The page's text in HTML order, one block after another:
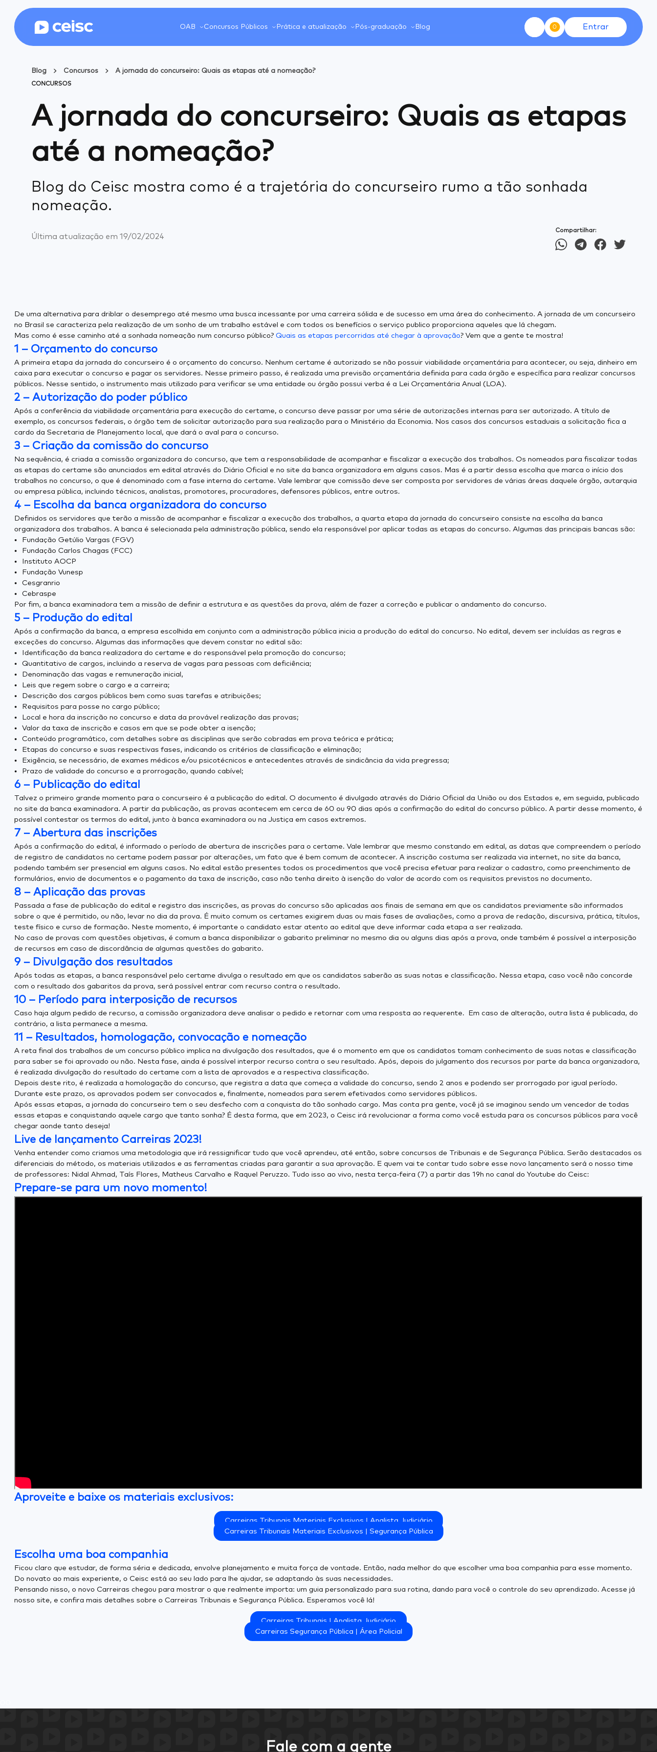
OAB Concursos Públicos Prática e atualização Pós-graduação Blog 0 Entrar
Blog Concursos A jornada do concurseiro: Quais as etapas até a nomeação?
CONCURSOS
A jornada do concurseiro: Quais as etapas
até a nomeação?
Blog do Ceisc mostra como é a trajetória do concurseiro rumo a tão sonhada
nomeação.
Última atualização em 19/02/2024
Compartilhar:
De uma alternativa para driblar o desemprego até mesmo uma busca incessante por uma carreira sólida e de sucesso em uma área do conhecimento. A jornada de um concurseiro
no Brasil se caracteriza pela realização de um sonho de um trabalho estável e com todos os benefícios o serviço publico proporciona aqueles que lá chegam.
Mas como é esse caminho até a sonhada nomeação num concurso público? Quais as etapas percorridas até chegar à aprovação? Vem que a gente te mostra!
1 – Orçamento do concurso
A primeira etapa da jornada do concurseiro é o orçamento do concurso. Nenhum certame é autorizado se não possuir viabilidade orçamentária para acontecer, ou seja, dinheiro em
caixa para executar o concurso e pagar os servidores. Nesse primeiro passo, é realizada uma previsão orçamentária definida para cada órgão e específica para realizar concursos
públicos. Nesse sentido, o instrumento mais utilizado para verificar se uma entidade ou órgão possui verba é a Lei Orçamentária Anual (LOA).
2 – Autorização do poder público
Após a conferência da viabilidade orçamentária para execução do certame, o concurso deve passar por uma série de autorizações internas para ser autorizado. A título de
exemplo, os concursos federais, o órgão tem de solicitar autorização para sua realização para o Ministério da Economia. Nos casos dos concursos estaduais a solicitação fica a
cardo da Secretaria de Planejamento local, que dará o aval para o concurso.
3 – Criação da comissão do concurso
Na sequência, é criada a comissão organizadora do concurso, que tem a responsabilidade de acompanhar e fiscalizar a execução dos trabalhos. Os nomeados para fiscalizar todas
as etapas do certame são anunciados em edital através do Diário Oficial e no site da banca organizadora em alguns casos. Mas é a partir dessa escolha que marca o início dos
trabalhos no concurso, o que é denominado com a fase interna do certame. Vale lembrar que comissão deve ser composta por servidores de várias áreas daquele órgão, autarquia
ou empresa pública, incluindo técnicos, analistas, promotores, procuradores, defensores públicos, entre outros.
4 – Escolha da banca organizadora do concurso
Definidos os servidores que terão a missão de acompanhar e fiscalizar a execução dos trabalhos, a quarta etapa da jornada do concurseiro consiste na escolha da banca
organizadora dos trabalhos. A banca é selecionada pela administração pública, sendo ela responsável por aplicar todas as etapas do concurso. Algumas das principais bancas são:
Fundação Getúlio Vargas (FGV)
Fundação Carlos Chagas (FCC)
Instituto AOCP
Fundação Vunesp
Cesgranrio
Cebraspe
Por fim, a banca examinadora tem a missão de definir a estrutura e as questões da prova, além de fazer a correção e publicar o andamento do concurso.
5 – Produção do edital
Após a confirmação da banca, a empresa escolhida em conjunto com a administração pública inicia a produção do edital do concurso. No edital, devem ser incluídas as regras e
exceções do concurso. Algumas das informações que devem constar no edital são:
Identificação da banca realizadora do certame e do responsável pela promoção do concurso;
Quantitativo de cargos, incluindo a reserva de vagas para pessoas com deficiência;
Denominação das vagas e remuneração inicial,
Leis que regem sobre o cargo e a carreira;
Descrição dos cargos públicos bem como suas tarefas e atribuições;
Requisitos para posse no cargo público;
Local e hora da inscrição no concurso e data da provável realização das provas;
Valor da taxa de inscrição e casos em que se pode obter a isenção;
Conteúdo programático, com detalhes sobre as disciplinas que serão cobradas em prova teórica e prática;
Etapas do concurso e suas respectivas fases, indicando os critérios de classificação e eliminação;
Exigência, se necessário, de exames médicos e/ou psicotécnicos e antecedentes através de sindicância da vida pregressa;
Prazo de validade do concurso e a prorrogação, quando cabível;
6 – Publicação do edital
Talvez o primeiro grande momento para o concurseiro é a publicação do edital. O documento é divulgado através do Diário Oficial da União ou dos Estados e, em seguida, publicado
no site da banca examinadora. A partir da publicação, as provas acontecem em cerca de 60 ou 90 dias após a confirmação do edital do concurso público. A partir desse momento, é
possível contestar os termos do edital, junto à banca examinadora ou na Justiça em casos extremos.
7 – Abertura das inscrições
Após a confirmação do edital, é informado o período de abertura de inscrições para o certame. Vale lembrar que mesmo constando em edital, as datas que compreendem o período
de registro de candidatos no certame podem passar por alterações, um fato que é bem comum de acontecer. A inscrição costuma ser realizada via internet, no site da banca,
podendo também ser presencial em alguns casos. No edital estão presentes todos os procedimentos que você precisa efetuar para realizar o cadastro, como preenchimento de
formulários, envio de documentos e o pagamento da taxa de inscrição, caso não tenha direito à isenção do valor de acordo com os requisitos previstos no documento.
8 – Aplicação das provas
Passada a fase de publicação do edital e registro das inscrições, as provas do concurso são aplicadas aos finais de semana em que os candidatos previamente são informados
sobre o que é permitido, ou não, levar no dia da prova. É muito comum os certames exigirem duas ou mais fases de avaliações, como a prova de redação, discursiva, prática, títulos,
teste físico e curso de formação. Neste momento, é importante o candidato estar atento ao edital que deve informar cada etapa a ser realizada.
No caso de provas com questões objetivas, é comum a banca disponibilizar o gabarito preliminar no mesmo dia ou alguns dias após a prova, onde também é possível a interposição
de recursos em caso de discordância de algumas questões do gabarito.
9 – Divulgação dos resultados
Após todas as etapas, a banca responsável pelo certame divulga o resultado em que os candidatos saberão as suas notas e classificação. Nessa etapa, caso você não concorde
com o resultado dos gabaritos da prova, será possível entrar com recurso contra o resultado.
10 – Período para interposição de recursos
Caso haja algum pedido de recurso, a comissão organizadora deve analisar o pedido e retornar com uma resposta ao requerente. Em caso de alteração, outra lista é publicada, do
contrário, a lista permanece a mesma.
11 – Resultados, homologação, convocação e nomeação
A reta final dos trabalhos de um concurso público implica na divulgação dos resultados, que é o momento em que os candidatos tomam conhecimento de suas notas e classificação
para saber se foi aprovado ou não. Nesta fase, ainda é possível interpor recurso contra o seu resultado. Após, depois do julgamento dos recursos por parte da banca organizadora,
é realizada divulgação do resultado do certame com a lista de aprovados e a respectiva classificação.
Depois deste rito, é realizada a homologação do concurso, que registra a data que começa a validade do concurso, sendo 2 anos e podendo ser prorrogado por igual período.
Durante este prazo, os aprovados podem ser convocados e, finalmente, nomeados para serem efetivados como servidores públicos.
Após essas etapas, a jornada do concurseiro tem o seu desfecho com a conquista do tão sonhado cargo. Mas conta pra gente, você já se imaginou sendo um vencedor de todas
essas etapas e conquistando aquele cargo que tanto sonha? É desta forma, que em 2023, o Ceisc irá revolucionar a forma como você estuda para os concursos públicos para você
chegar aonde tanto deseja!
Live de lançamento Carreiras 2023!
Venha entender como criamos uma metodologia que irá ressignificar tudo que você aprendeu, até então, sobre concursos de Tribunais e de Segurança Pública. Serão destacados os
diferenciais do método, os materiais utilizados e as ferramentas criadas para garantir a sua aprovação. E quem vai te contar tudo sobre esse novo lançamento será o nosso time
de professores: Nidal Ahmad, Taís Flores, Matheus Carvalho e Raquel Peruzzo. Tudo isso ao vivo, nesta terça-feira (7) a partir das 19h no canal do Youtube do Ceisc:
Prepare-se para um novo momento!
Aproveite e baixe os materiais exclusivos:
Carreiras Tribunais Materiais Exclusivos | Analista Judiciário
Carreiras Tribunais Materiais Exclusivos | Segurança Pública
Escolha uma boa companhia
Ficou claro que estudar, de forma séria e dedicada, envolve planejamento e muita força de vontade. Então, nada melhor do que escolher uma boa companhia para esse momento.
Do novato ao mais experiente, o Ceisc está ao seu lado para lhe ajudar, se adaptando às suas necessidades.
Pensando nisso, o novo Carreiras chegou para mostrar o que realmente importa: um guia personalizado para sua rotina, dando para você o controle do seu aprendizado. Acesse já
nosso site, e confira mais detalhes sobre o Carreiras Tribunais e Segurança Pública. Esperamos você lá!
Carreiras Tribunais | Analista Judiciário
Carreiras Segurança Pública | Área Policial
Fale com a gente